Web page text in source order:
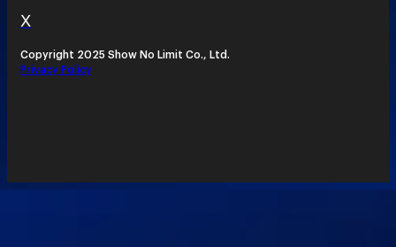
X
Copyright 2025 Show No Limit Co., Ltd.
Privacy Policy